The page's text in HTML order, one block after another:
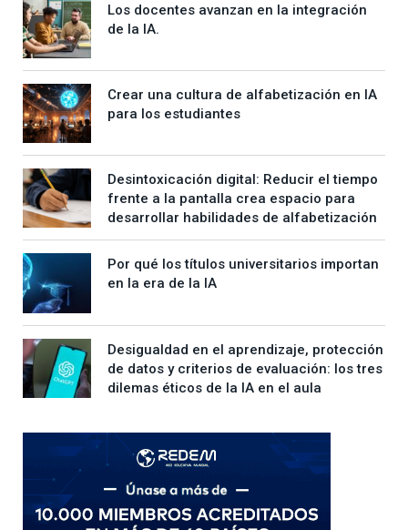
Los docentes avanzan en la integración
de la IA.
Crear una cultura de alfabetización en IA
para los estudiantes
Desintoxicación digital: Reducir el tiempo
frente a la pantalla crea espacio para
desarrollar habilidades de alfabetización
Por qué los títulos universitarios importan
en la era de la IA
Desigualdad en el aprendizaje, protección
de datos y criterios de evaluación: los tres
dilemas éticos de la IA en el aula